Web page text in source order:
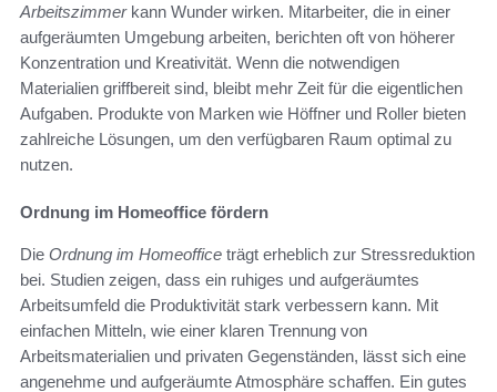
Arbeitszimmerkann Wunder wirken. Mitarbeiter, die in einer
aufgeräumten Umgebung arbeiten, berichten oft von höherer
Konzentration und Kreativität. Wenn die notwendigen
Materialien griffbereit sind, bleibt mehr Zeit für die eigentlichen
Aufgaben. Produkte von Marken wie Höffner und Roller bieten
zahlreiche Lösungen, um den verfügbaren Raum optimal zu
nutzen.
Ordnung im Homeoffice fördern
Die Ordnung im Homeoffice trägt erheblich zur Stressreduktion
bei. Studien zeigen, dass ein ruhiges und aufgeräumtes
Arbeitsumfeld die Produktivität stark verbessern kann. Mit
einfachen Mitteln, wie einer klaren Trennung von
Arbeitsmaterialien und privaten Gegenständen, lässt sich eine
angenehme und aufgeräumte Atmosphäre schaffen. Ein gutes